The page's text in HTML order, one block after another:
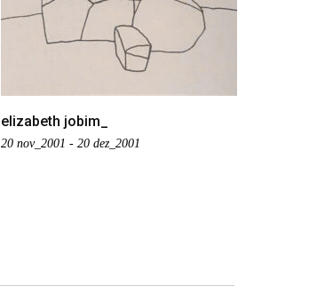
elizabeth jobim_
20 nov_2001 - 20 dez_2001